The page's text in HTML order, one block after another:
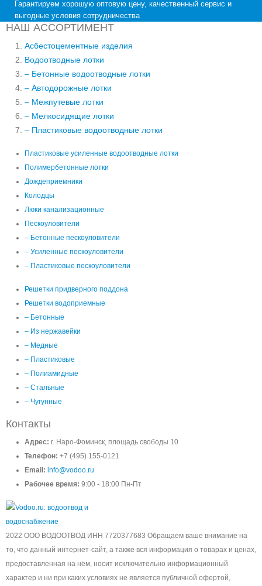
Гарантируем хорошую оптовую цену, качественный сервис и
выгодные условия сотрудничества
НАШ АССОРТИМЕНТ
Асбестоцементные изделия
Водоотводные лотки
– Бетонные водоотводные лотки
– Автодорожные лотки
– Межпутевые лотки
– Мелкосидящие лотки
– Пластиковые водоотводные лотки
Пластиковые усиленные водоотводные лотки
Полимербетонные лотки
Дождеприемники
Колодцы
Люки канализационные
Пескоуловители
– Бетонные пескоуловители
– Усиленные пескоуловители
– Пластиковые пескоуловители
Решетки придверного поддона
Решетки водоприемные
– Бетонные
– Из нержавейки
– Медные
– Пластиковые
– Полиамидные
– Стальные
– Чугунные
Контакты
Адрес: г. Наро-Фоминск, площадь свободы 10
Телефон: +7 (495) 155-0121
Email: info@vodoo.ru
Рабочее время: 9:00 - 18:00 Пн-Пт
2022 ООО ВОДООТВОД ИНН 7720377683 Обращаем ваше внимание на
то, что данный интернет-сайт, а также вся информация о товарах и ценах,
предоставленная на нём, носит исключительно информационный
характер и ни при каких условиях не является публичной офертой,